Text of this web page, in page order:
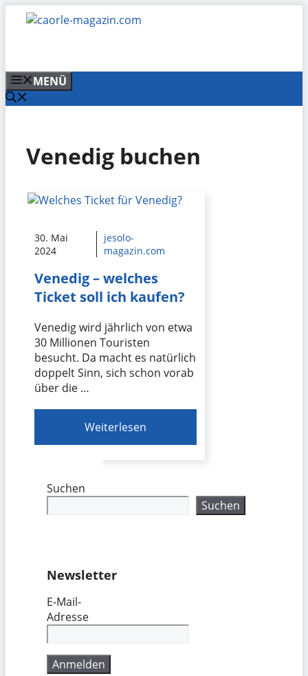
Zum
Inhalt
MENÜ
Venedig buchen
30. Mai
2024
jesolo-
magazin.com
Venedig – welches
Ticket soll ich kaufen?
Venedig wird jährlich von etwa
30 Millionen Touristen
besucht. Da macht es natürlich
doppelt Sinn, sich schon vorab
über die …
Weiterlesen
Suchen
Suchen
Newsletter
E-Mail-
Adresse